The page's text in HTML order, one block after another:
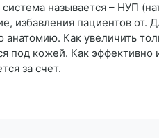
называется – НУП
избавления пациентов
анатомию. Как увеличить
под кожей. Как
за счет.